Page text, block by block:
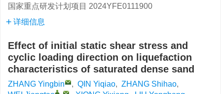
国家重点研发计划项目 2024YFE0111900
详细信息
Effect of initial static shear stress and
cyclic loading direction on liquefaction
characteristics of saturated dense sand
ZHANG Yingbin , QIN Yiqiao, ZHANG Shihao,